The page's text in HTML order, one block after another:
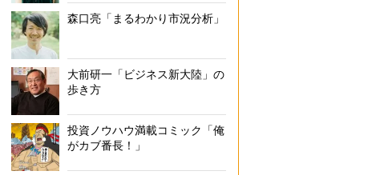
森口亮「まるわかり市況分析」
大前研一「ビジネス新大陸」の
歩き方
投資ノウハウ満載コミック「俺
がカブ番長！」